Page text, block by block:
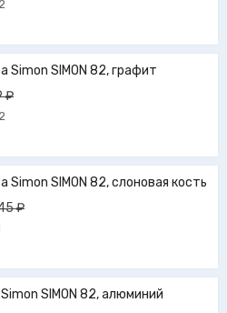
Simon SIMON 82, графит
₽
Simon SIMON 82, слоновая кость
₽
SIMON 82, алюминий